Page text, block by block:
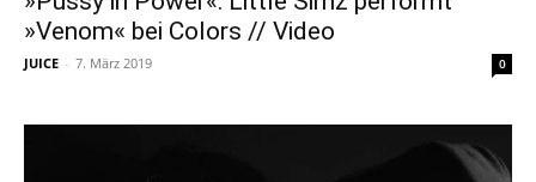
»Venom« bei Colors // Video
JUICE - 7. März 2019 0